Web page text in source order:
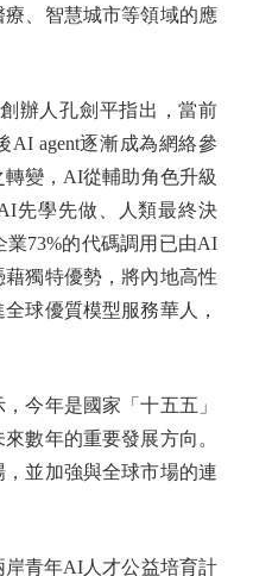
、智慧城市等領域的應
辦人孔劍平指出，當前
AI agent逐漸成為網絡參
變，AI從輔助角色升級
先學先做、人類最終決
73%的代碼調用已由AI
獨特優勢，將內地高性
球優質模型服務華人，
年是國家「十五五」
數年的重要發展方向。
並加強與全球市場的連
青年AI人才公益培育計